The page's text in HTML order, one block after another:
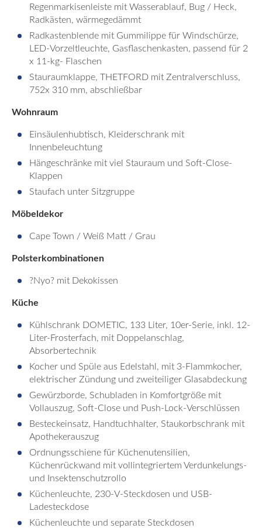
Regenmarkisenleiste mit Wasserablauf, Bug / Heck,
Radkästen, wärmegedämmt
Radkastenblende mit Gummilippe für Windschürze,
LED-Vorzeltleuchte, Gasflaschenkasten, passend für 2
x 11-kg- Flaschen
Stauraumklappe, THETFORD mit Zentralverschluss,
752x 310 mm, abschließbar
Wohnraum
Einsäulenhubtisch, Kleiderschrank mit
Innenbeleuchtung
Hängeschränke mit viel Stauraum und Soft-Close-
Klappen
Staufach unter Sitzgruppe
Möbeldekor
Cape Town / Weiß Matt / Grau
Polsterkombinationen
?Nyo? mit Dekokissen
Küche
Kühlschrank DOMETIC, 133 Liter, 10er-Serie, inkl. 12-
Liter-Frosterfach, mit Doppelanschlag,
Absorbertechnik
Kocher und Spüle aus Edelstahl, mit 3-Flammkocher,
elektrischer Zündung und zweiteiliger Glasabdeckung
Gewürzborde, Schubladen in Komfortgröße mit
Vollauszug, Soft-Close und Push-Lock-Verschlüssen
Besteckeinsatz, Handtuchhalter, Staukorbschrank mit
Apothekerauszug
Ordnungsschiene für Küchenutensilien,
Küchenrückwand mit vollintegriertem Verdunkelungs-
und Insektenschutzrollo
Küchenleuchte, 230-V-Steckdosen und USB-
Ladesteckdose
Küchenleuchte und separate Steckdosen